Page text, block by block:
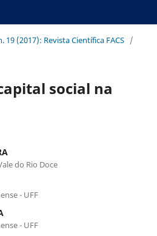
19 (2017): Revista Científica FACS /
social na
do Rio Doce
- UFF
- UFF